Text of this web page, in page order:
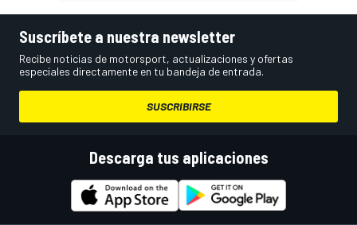
Suscríbete a nuestra newsletter
Recibe noticias de motorsport, actualizaciones y ofertas
especiales directamente en tu bandeja de entrada.
SUSCRIBIRSE
Descarga tus aplicaciones